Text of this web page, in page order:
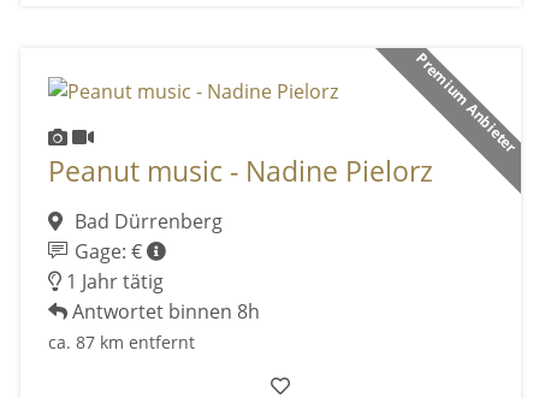
Premium Anbieter
Peanut music - Nadine Pielorz
Bad Dürrenberg
Gage: €
1 Jahr tätig
Antwortet binnen 8h
ca. 87 km entfernt